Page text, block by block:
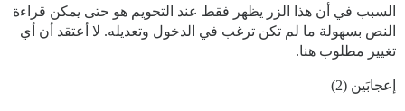
السبب في أن هذا الزر يظهر فقط عند التحويم هو حتى يمكن قراءة
النص بسهولة ما لم تكن ترغب في الدخول وتعديله. لا أعتقد أن أي
تغيير مطلوب هنا.
إعجابَين (2)